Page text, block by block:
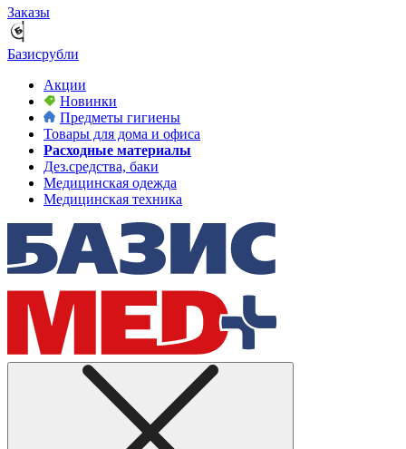
Заказы
Базисрубли
Акции
Новинки
Предметы гигиены
Товары для дома и офиса
Расходные материалы
Дез.средства, баки
Медицинская одежда
Медицинская техника